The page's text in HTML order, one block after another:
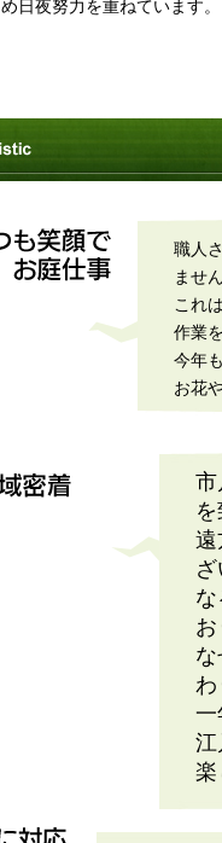
め日夜努力を重ねています。
職人
ませ
これ
作業
今年
お花
市
遠
わ
一
江
楽